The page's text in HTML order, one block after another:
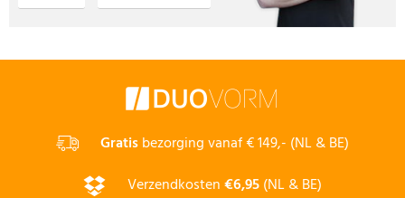
Gratisbezorging vanaf € 149,- (NL & BE)
Verzendkosten€6,95(NL & BE)